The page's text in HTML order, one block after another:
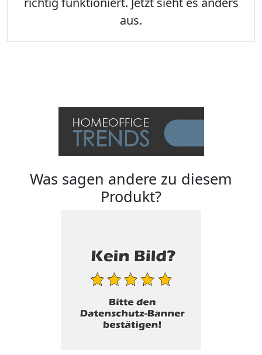
aus.
Was sagen andere zu diesem
Produkt?